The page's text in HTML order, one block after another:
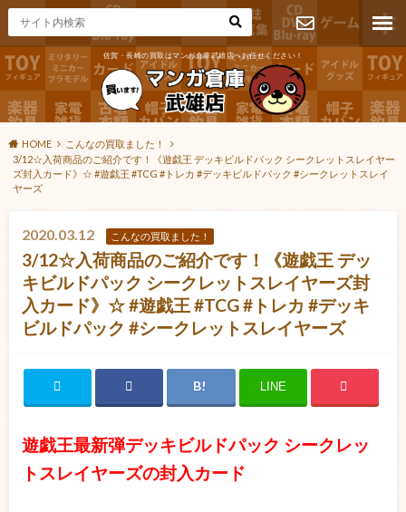
佐賀・長崎の買取はマンガ倉庫武雄店へお任せください！
お問い合わ
せ
HOME
こんなの買取ました！
3/12☆入荷商品のご紹介です！《遊戯王 デッキビルドパック シークレットスレイヤー
ズ封入カード》☆ #遊戯王 #TCG #トレカ #デッキビルドパック #シークレットスレイ
ヤーズ
2020.03.12 こんなの買取ました！
3/12☆入荷商品のご紹介です！《遊戯王 デッ
キビルドパック シークレットスレイヤーズ封
入カード》☆ #遊戯王 #TCG #トレカ #デッキ
ビルドパック #シークレットスレイヤーズ
LINE
遊戯王最新弾デッキビルドパック シークレッ
トスレイヤーズの封入カード